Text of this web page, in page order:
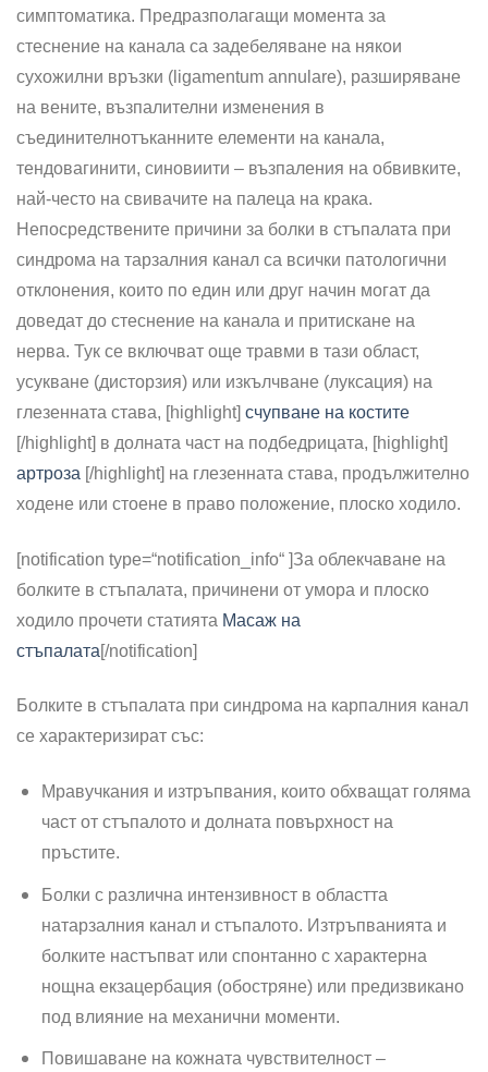
симптоматика. Предразполагащи момента за
стеснение на канала са задебеляване на някои
сухожилни връзки (ligamentum annulare), разширяване
на вените, възпалителни изменения в
съединителнотъканните елементи на канала,
тендовагинити, синовиити – възпаления на обвивките,
най-често на свивачите на палеца на крака.
Непосредствените причини за болки в стъпалата при
синдрома на тарзалния канал са всички патологични
отклонения, които по един или друг начин могат да
доведат до стеснение на ка­нала и притискане на
нерва. Тук се включват още травми в тази област,
усукване (дисторзия) или изкълчване (луксация) на
глезенната става, [highlight] счупване на костите
[/highlight] в дол­ната част на подбедрицата, [highlight]
артроза [/highlight] на глезенната става, про­дължително
ходене или стоене в право положение, плоско хо­дило.
[notification type=“notification_info“ ]За облекчаване на
болките в стъпалата, причинени от умора и плоско
ходило прочети статията Масаж на
стъпалата[/notification]
Болките в стъпалата при синдрома на карпалния канал
се характеризират със:
Мравучкания и изтръпвания, ко­ито обхващат голяма
част от стъпалото и долната повърхност­ на
пръстите.
Болки с различна интензивност в областта
натарзалния канал и стъпалото. Изтръпванията и
болките настъп­ват или спонтанно с характерна
нощна екзацербация (обостряне) или пред­извикано
под влияние на механични моменти.
Повишаване на кожната чувствителност –